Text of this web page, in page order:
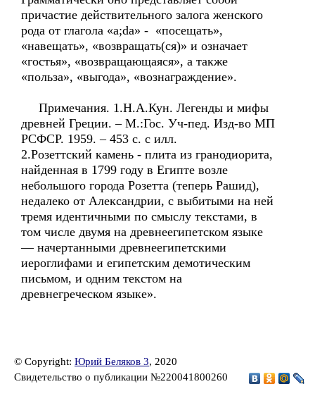
причастие действительного залога женского
рода от глагола «a;da» - «посещать»,
«навещать», «возвращать(ся)» и означает
«гостья», «возвращающаяся», а также
«польза», «выгода», «вознаграждение».
Примечания. 1.Н.А.Кун. Легенды и мифы
древней Греции. – М.:Гос. Уч-пед. Изд-во МП
РСФСР. 1959. – 453 с. с илл.
2.Розеттский камень - плита из гранодиорита,
найденная в 1799 году в Египте возле
небольшого города Розетта (теперь Рашид),
недалеко от Александрии, с выбитыми на ней
тремя идентичными по смыслу текстами, в
том числе двумя на древнеегипетском языке
— начертанными древнеегипетскими
иероглифами и египетским демотическим
письмом, и одним текстом на
древнегреческом языке».
© Copyright: Юрий Беляков 3, 2020
Свидетельство о публикации №220041800260